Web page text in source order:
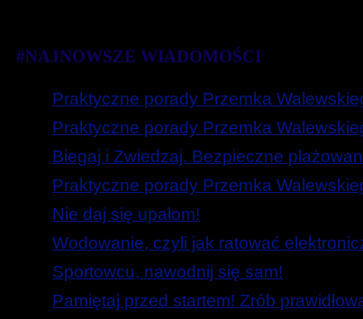
#NAJNOWSZE WIADOMOŚCI
Praktyczne porady Przemka
Praktyczne porady Przemka
Biegaj i Zwiedzaj. Bezpieczne
Praktyczne porady Przemka
Nie daj się upałom!
Wodowanie, czyli jak ratować
Sportowcu, nawodnij się sam!
Pamiętaj przed startem! Zrób